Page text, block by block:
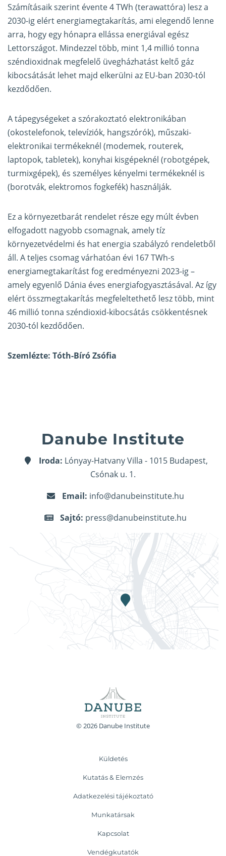
Számításaik szerint évente 4 TWh (terawattóra) lesz a
2030-ig elért energiamegtakarítás, ami elegendő lenne
arra, hogy egy hónapra ellássa energiával egész
Lettországot. Mindezzel több, mint 1,4 millió tonna
széndioxidnak megfelelő üvegházhatást keltő gáz
kibocsátását lehet majd elkerülni az EU-ban 2030-tól
kezdődően.
A tápegységeket a szórakoztató elektronikában
(okostelefonok, televíziók, hangszórók), műszaki-
elektronikai termékeknél (modemek, routerek,
laptopok, tabletek), konyhai kisgépeknél (robotgépek,
turmixgépek), és személyes kényelmi termékeknél is
(borotvák, elektromos fogkefék) használják.
Ez a környezetbarát rendelet része egy múlt évben
elfogadott nagyobb csomagnak, amely tíz
környezetvédelmi és hat energia szabályzó rendeletből
áll. A teljes csomag várhatóan évi 167 TWh-s
energiamegtakarítást fog eredményezni 2023-ig –
amely egyenlő Dánia éves energiafogyasztásával. Az így
elért összmegtakarítás megfeleltethető lesz több, mint
46 millió tonna széndioxid-kibocsátás csökkentésnek
2030-tól kezdődően.
Szemlézte: Tóth-Bíró Zsófia
Danube Institute
Iroda: Lónyay-Hatvany Villa - 1015 Budapest,
Csónak u. 1.
Email: info@danubeinstitute.hu
Sajtó: press@danubeinstitute.hu
© 2026 Danube Institute
Küldetés
Kutatás & Elemzés
Adatkezelési tájékoztató
Munkatársak
Kapcsolat
Vendégkutatók